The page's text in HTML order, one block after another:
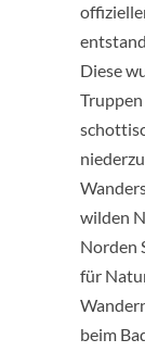
Diese
wilden
Norden
für
beim